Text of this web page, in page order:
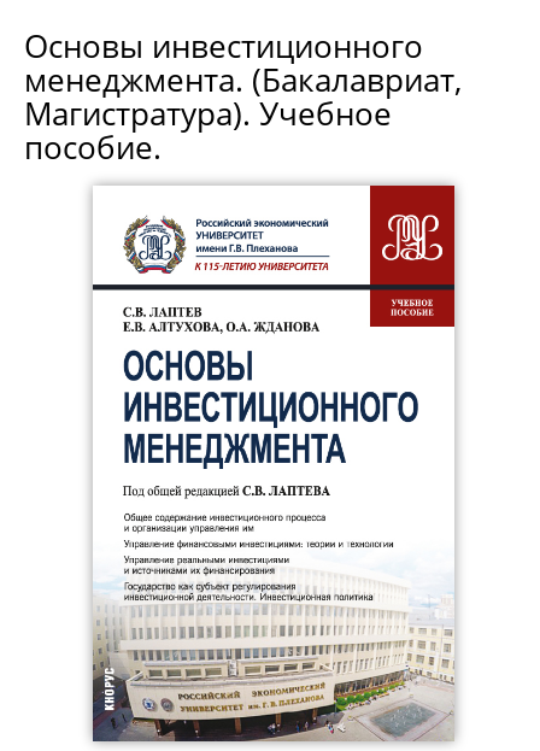
Основы инвестиционного
менеджмента. (Бакалавриат,
Магистратура). Учебное
пособие.